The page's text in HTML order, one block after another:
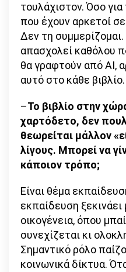
τουλάχιστον. Όσο για
που έχουν αρκετοί
Δεν τη
απασχολεί καθόλου
θα γραφτούν από ΑΙ,
αυτό στο κάθε βιβλίο.
–Το βιβλίο στην
χαρτόδετο, δεν
θεωρείται μάλλον
λίγους. Μπορεί να
κάποιον τρόπο;
Είναι θέμα
εκπαίδευση
οικογένεια, όπου
συνεχίζεται κι
Σημαντικό ρόλο
κοινωνικά δίκτυα.